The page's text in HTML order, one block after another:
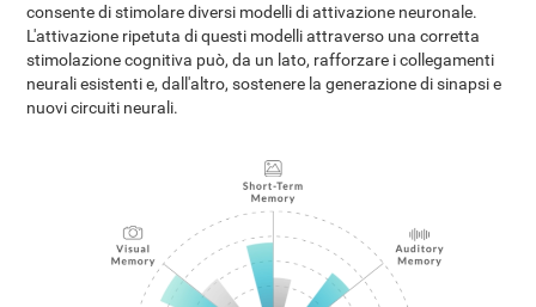
consente di stimolare diversi modelli di attivazione neuronale.
L'attivazione ripetuta di questi modelli attraverso una corretta
stimolazione cognitiva può, da un lato, rafforzare i collegamenti
neurali esistenti e, dall'altro, sostenere la generazione di sinapsi e
nuovi circuiti neurali.